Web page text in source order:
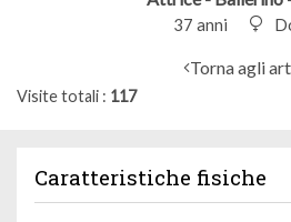
37 anni
Torna agli
Visite totali 117
Caratteristiche fisiche